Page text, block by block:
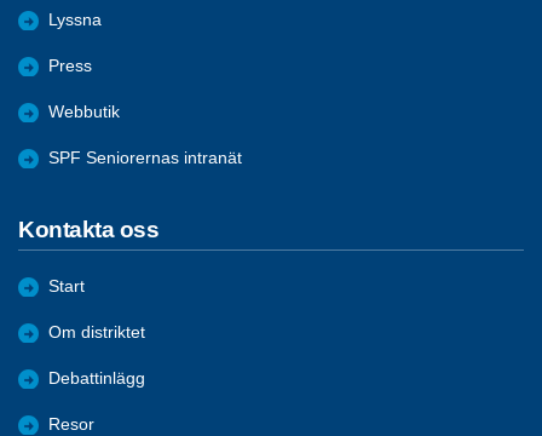
Lyssna
Press
Webbutik
SPF Seniorernas intranät
Kontakta oss
Start
Om distriktet
Debattinlägg
Resor